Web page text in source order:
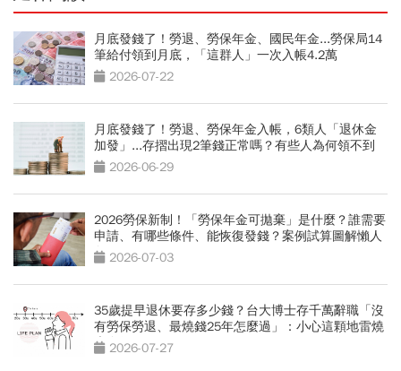
月底發錢了！勞退、勞保年金、國民年金...勞保局14
筆給付領到月底，「這群人」一次入帳4.2萬
2026-07-22
月底發錢了！勞退、勞保年金入帳，6類人「退休金
加發」...存摺出現2筆錢正常嗎？有些人為何領不到
2026-06-29
2026勞保新制！「勞保年金可拋棄」是什麼？誰需要
申請、有哪些條件、能恢復發錢？案例試算圖解懶人
包 2026-07-03
35歲提早退休要存多少錢？台大博士存千萬辭職「沒
有勞保勞退、最燒錢25年怎麼過」：小心這顆地雷燒
光存款
2026-07-27